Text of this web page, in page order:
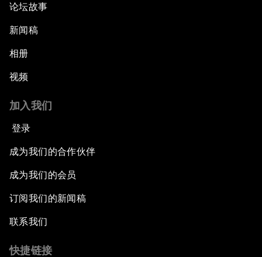
论坛故事
新闻稿
相册
视频
加入我们
登录
成为我们的合作伙伴
成为我们的会员
订阅我们的新闻稿
联系我们
快捷链接